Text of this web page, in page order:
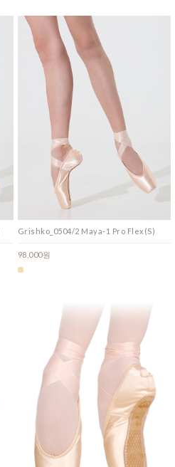
Grishko_0504/2 Maya-1 Pro Flex(S)
98,000원